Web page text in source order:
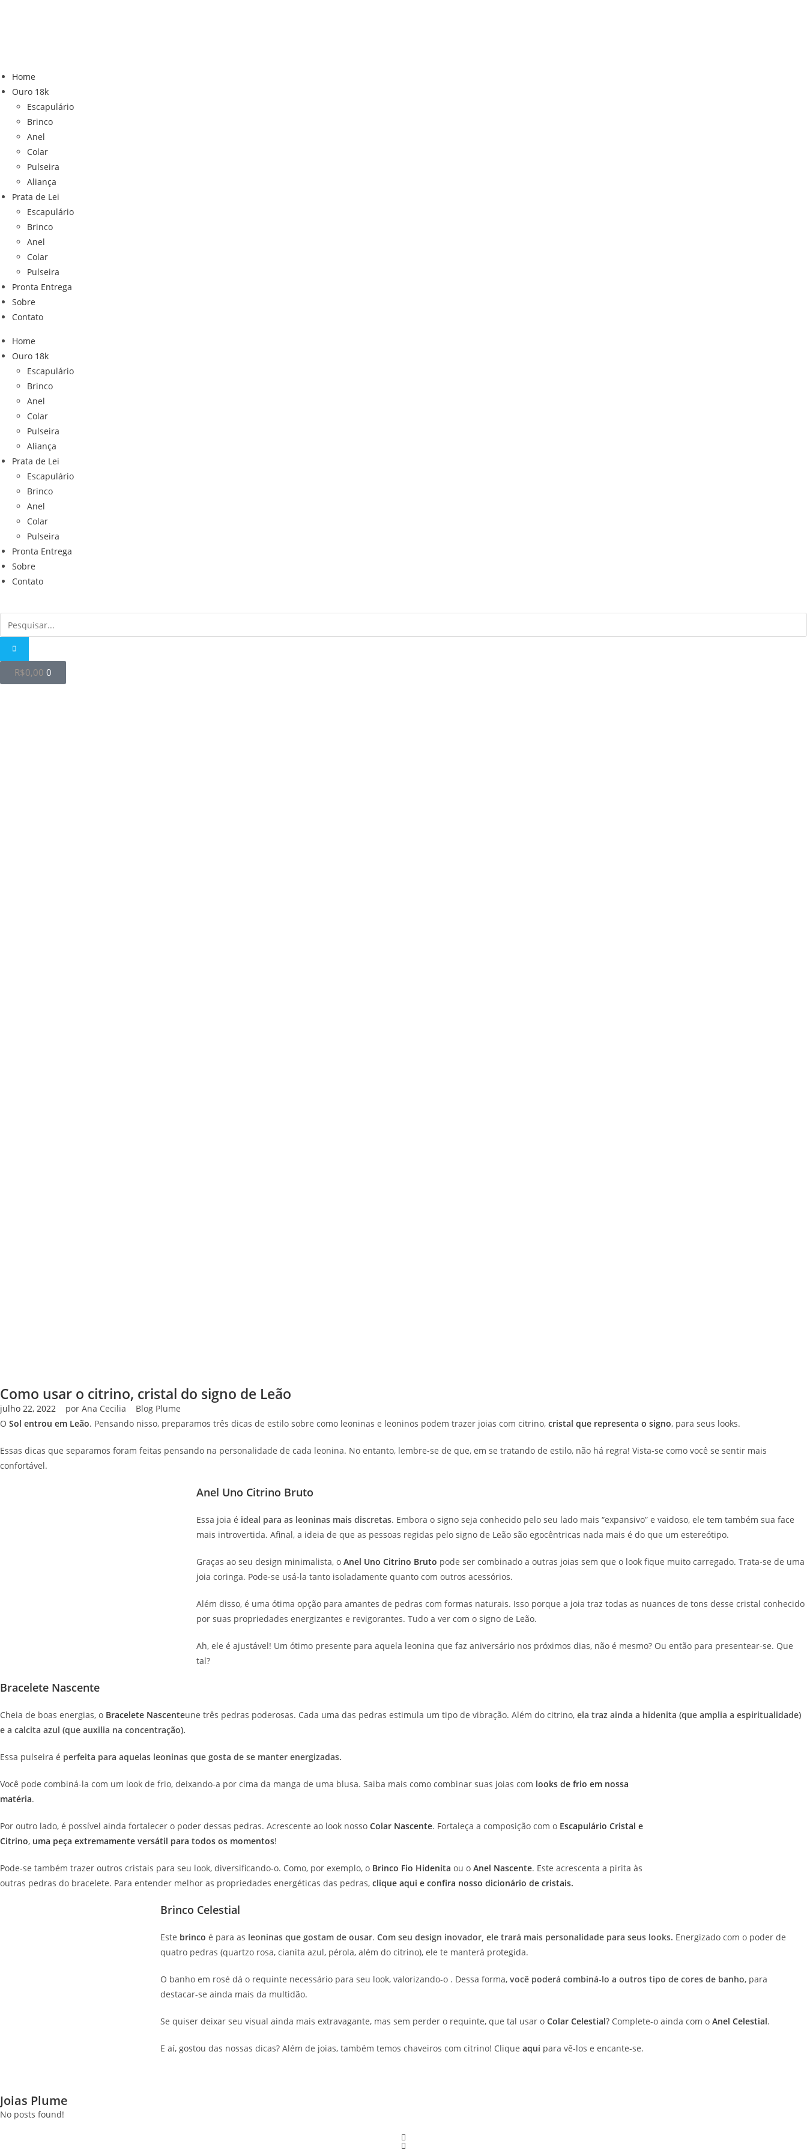
Home
Ouro 18k
Escapulário
Brinco
Anel
Colar
Pulseira
Aliança
Prata de Lei
Escapulário
Brinco
Anel
Colar
Pulseira
Pronta Entrega
Sobre
Contato
Home
Ouro 18k
Escapulário
Brinco
Anel
Colar
Pulseira
Aliança
Prata de Lei
Escapulário
Brinco
Anel
Colar
Pulseira
Pronta Entrega
Sobre
Contato
R$0,00 0
Como usar o citrino, cristal do signo de Leão
julho 22, 2022 por Ana Cecilia
Blog Plume
O Sol entrou em Leão. Pensando nisso, preparamos três dicas de estilo sobre como leoninas e leoninos podem trazer joias com citrino, cristal que representa o signo, para seus looks.
Essas dicas que separamos foram feitas pensando na personalidade de cada leonina. No entanto, lembre-se de que, em se tratando de estilo, não há regra! Vista-se como você se sentir mais
confortável.
Anel Uno Citrino Bruto
Essa joia é ideal para as leoninas mais discretas. Embora o signo seja conhecido pelo seu lado mais “expansivo” e vaidoso, ele tem também sua face
mais introvertida. Afinal, a ideia de que as pessoas regidas pelo signo de Leão são egocêntricas nada mais é do que um estereótipo.
Graças ao seu design minimalista, o Anel Uno Citrino Bruto pode ser combinado a outras joias sem que o look fique muito carregado. Trata-se de uma
joia coringa. Pode-se usá-la tanto isoladamente quanto com outros acessórios.
Além disso, é uma ótima opção para amantes de pedras com formas naturais. Isso porque a joia traz todas as nuances de tons desse cristal conhecido
por suas propriedades energizantes e revigorantes. Tudo a ver com o signo de Leão.
Ah, ele é ajustável! Um ótimo presente para aquela leonina que faz aniversário nos próximos dias, não é mesmo? Ou então para presentear-se. Que
tal?
Bracelete Nascente
Cheia de boas energias, o Bracelete Nascenteune três pedras poderosas. Cada uma das pedras estimula um tipo de vibração. Além do citrino, ela traz ainda a hidenita (que amplia a espiritualidade)
e a calcita azul (que auxilia na concentração).
Essa pulseira é perfeita para aquelas leoninas que gosta de se manter energizadas.
Você pode combiná-la com um look de frio, deixando-a por cima da manga de uma blusa. Saiba mais como combinar suas joias com looks de frio em nossa
matéria.
Por outro lado, é possível ainda fortalecer o poder dessas pedras. Acrescente ao look nosso Colar Nascente. Fortaleça a composição com o Escapulário Cristal e
Citrino, uma peça extremamente versátil para todos os momentos!
Pode-se também trazer outros cristais para seu look, diversificando-o. Como, por exemplo, o Brinco Fio Hidenita ou o Anel Nascente. Este acrescenta a pirita às
outras pedras do bracelete. Para entender melhor as propriedades energéticas das pedras, clique aqui e confira nosso dicionário de cristais.
Brinco Celestial
Este brinco é para as leoninas que gostam de ousar. Com seu design inovador, ele trará mais personalidade para seus looks. Energizado com o poder de
quatro pedras (quartzo rosa, cianita azul, pérola, além do citrino), ele te manterá protegida.
O banho em rosé dá o requinte necessário para seu look, valorizando-o . Dessa forma, você poderá combiná-lo a outros tipo de cores de banho, para
destacar-se ainda mais da multidão.
Se quiser deixar seu visual ainda mais extravagante, mas sem perder o requinte, que tal usar o Colar Celestial? Complete-o ainda com o Anel Celestial.
E aí, gostou das nossas dicas? Além de joias, também temos chaveiros com citrino! Clique aqui para vê-los e encante-se.
Joias Plume
No posts found!